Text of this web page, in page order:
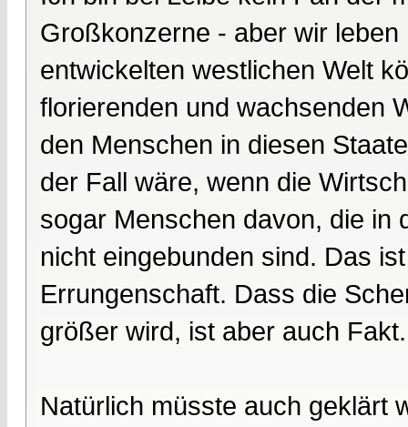
Großkonzerne - aber wir
entwickelten westlichen Welt
florierenden und wachsenden
den Menschen in diesen
der Fall wäre, wenn die
sogar Menschen davon, die in
nicht eingebunden sind. Das
Errungenschaft. Dass die
größer wird, ist aber auch
Natürlich müsste auch geklärt